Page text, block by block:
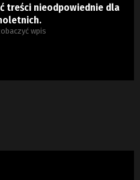
treści nieodpowiednie dla
wpis